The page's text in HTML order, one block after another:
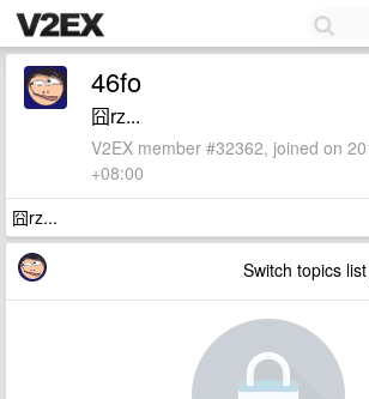
46fo
囧rz...
V2EX member #32362, joined on
+08:00
囧rz...
Switch topics list